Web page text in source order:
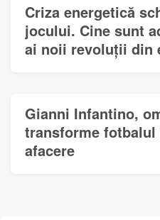
Criza energetică
jocului. Cine sunt
ai noii revoluții din
Gianni Infantino,
transforme
afacere